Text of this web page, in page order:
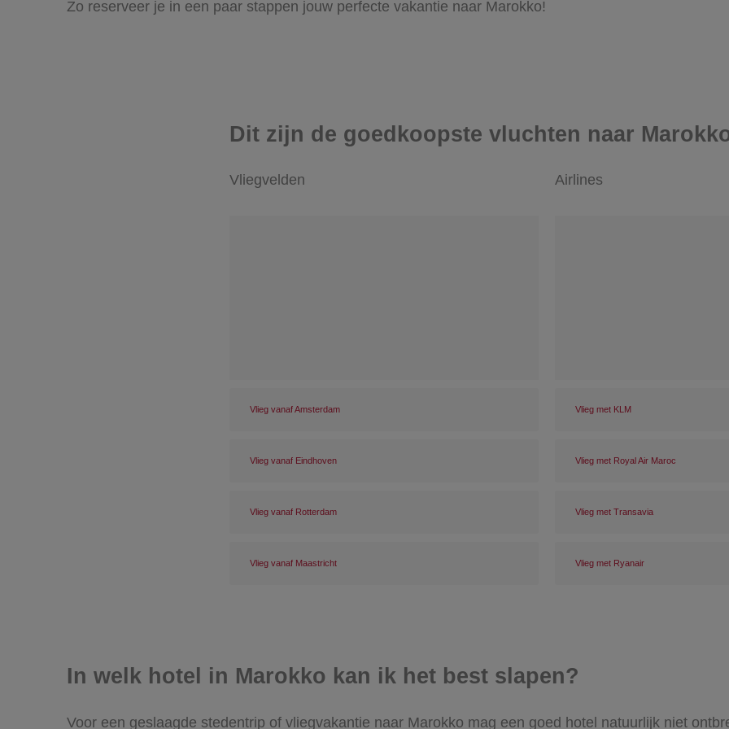
Zo reserveer je in een paar stappen jouw perfecte vakantie naar Marokko!
Dit zijn de goedkoopste vluchten naar
Vliegvelden
Vlieg vanaf Amsterdam
Vlieg vanaf Eindhoven
Vlieg vanaf Rotterdam
Vlieg vanaf Maastricht
Airlines
Vlieg met KLM
Vlieg met Royal Air Maroc
Vlieg met Transavia
Vlieg met Ryanair
In welk hotel in Marokko kan ik het best slapen?
Voor een geslaagde stedentrip of vliegvakantie naar Marokko mag een goed hotel natuurlijk niet